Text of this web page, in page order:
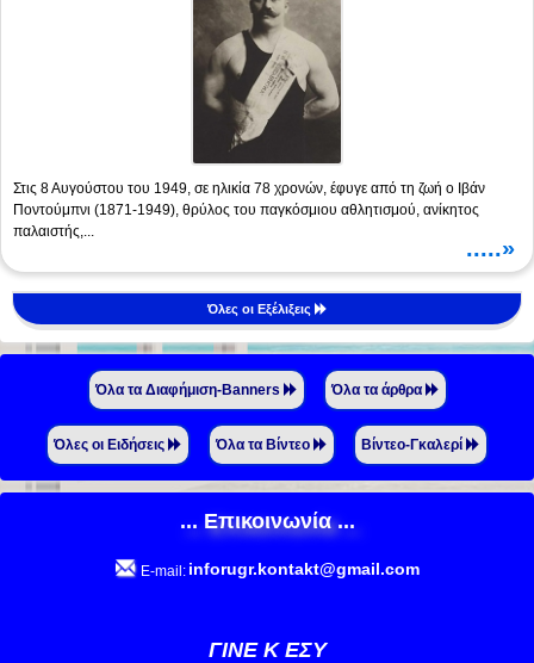
Στις 8 Αυγούστου του 1949, σε ηλικία 78 χρονών, έφυγε από τη ζωή ο Ιβάν
Ποντούμπνι (1871-1949), θρύλος του παγκόσμιου αθλητισμού, ανίκητος
παλαιστής,...
.....»
Όλες οι Εξέλιξεις
Όλα τα Διαφήμιση-Banners Όλα τα άρθρα
Όλες οι Ειδήσεις Όλα τα Βίντεο Βίντεο-Γκαλερί
... Επικοινωνία ...
E-mail: inforugr.kontakt@gmail.com
ΓΙΝΕ Κ ΕΣΥ